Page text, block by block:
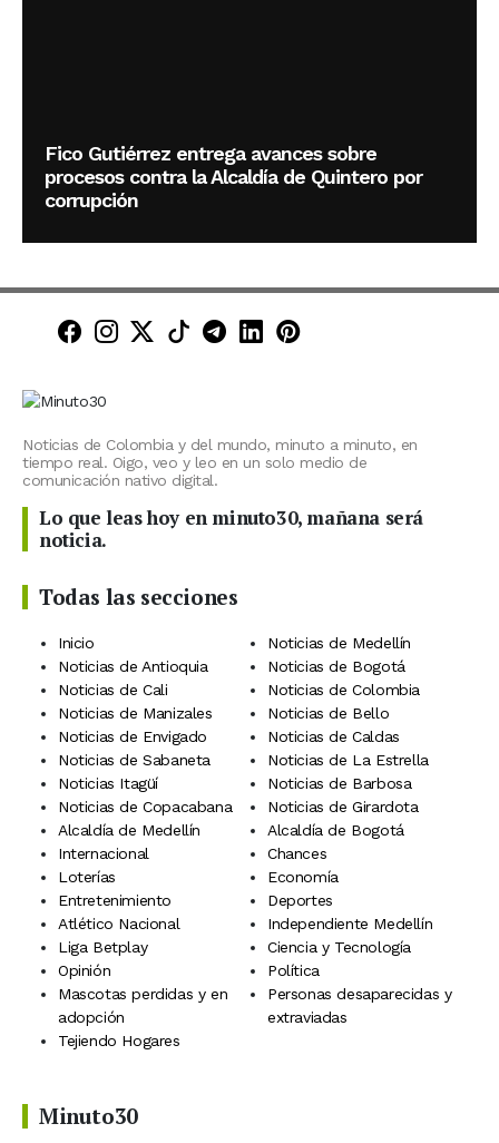
Fico Gutiérrez entrega avances sobre
procesos contra la Alcaldía de Quintero por
corrupción
Minuto30 en Facebook
Minuto30 en Instagram
Minuto30 en X (Twitter)
Minuto30 en TikTok
Canal de Minuto30 en
Minuto30 en LinkedIn
Minuto30 en
Noticias de Colombia y del mundo, minuto a minuto, en
tiempo real. Oigo, veo y leo en un solo medio de
comunicación nativo digital.
Lo que leas hoy en minuto30, mañana será
noticia.
Todas las secciones
Inicio
Noticias de Medellín
Noticias de Antioquia
Noticias de Bogotá
Noticias de Cali
Noticias de Colombia
Noticias de Manizales
Noticias de Bello
Noticias de Envigado
Noticias de Caldas
Noticias de Sabaneta
Noticias de La Estrella
Noticias Itagüí
Noticias de Barbosa
Noticias de Copacabana
Noticias de Girardota
Alcaldía de Medellín
Alcaldía de Bogotá
Internacional
Chances
Loterías
Economía
Entretenimiento
Deportes
Atlético Nacional
Independiente Medellín
Liga Betplay
Ciencia y Tecnología
Opinión
Política
Mascotas perdidas y en
adopción
Personas desaparecidas y
extraviadas
Tejiendo Hogares
Minuto30